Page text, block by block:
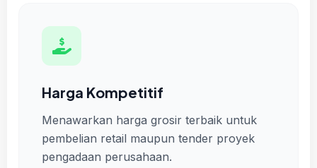
Harga Kompetitif
Menawarkan harga grosir terbaik untuk
pembelian retail maupun tender proyek
pengadaan perusahaan.